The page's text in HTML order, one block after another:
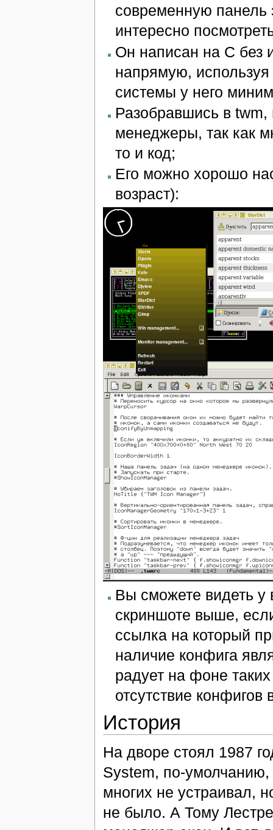
современную панель
интересно
Он написан на C без
напрямую,
системы у него
Разобравшись в twm,
менеджеры, так как
то и код;
Его можно хорошо
возраст):
Вы сможете видеть у
скриншоте выше,
ссылка на который
наличие конфига
радует на фоне
отсутствие
История
На дворе стоял 1987
System, по-
многих не устраивал,
не было. А Тому